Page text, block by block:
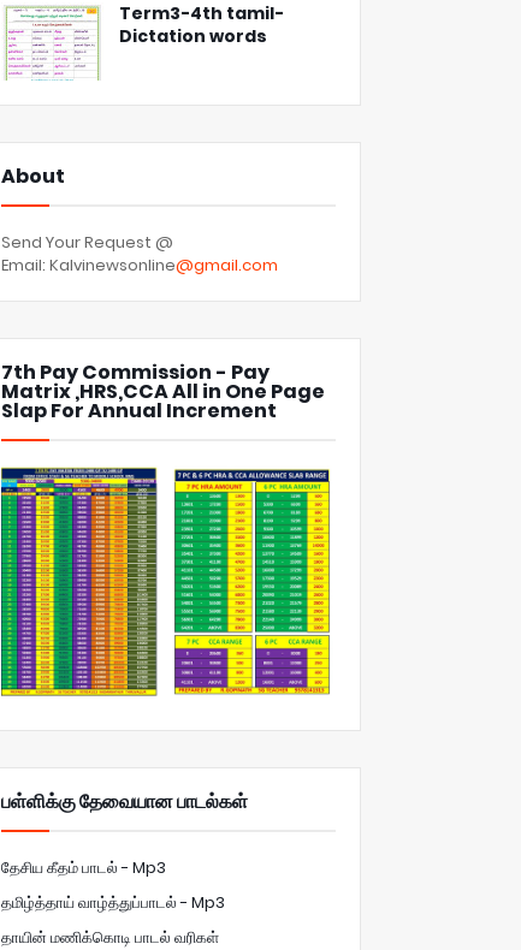
Term3-4th tamil-
Dictation words
About
Send Your Request @
Email: Kalvinewsonline@gmail.com
7th Pay Commission - Pay
Matrix ,HRS,CCA All in One Page
Slap For Annual Increment
பள்ளிக்கு தேவையான பாடல்கள்
தேசிய கீதம் பாடல் - Mp3
தமிழ்த்தாய் வாழ்த்துப்பாடல் - Mp3
தாயின் மணிக்கொடி பாடல் வரிகள்